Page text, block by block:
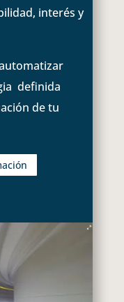
interés y
definida
de tu